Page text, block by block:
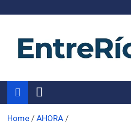
Noticias de Entre
Información de toda la provincia ahora
Home
AHORA